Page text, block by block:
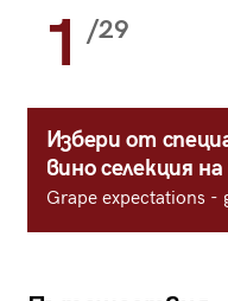
1 /29
Избери от
вино селекция
Grape expectations -